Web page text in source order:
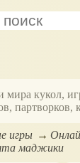
мира кукол,
партворков,
игры
маджики